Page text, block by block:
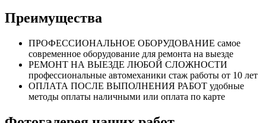
Преимущества
ПРОФЕССИОНАЛЬНОЕ ОБОРУДОВАНИЕ самое
современное оборудование для ремонта на выезде
РЕМОНТ НА ВЫЕЗДЕ ЛЮБОЙ СЛОЖНОСТИ
профессиональные автомеханики стаж работы от 10 лет
ОПЛАТА ПОСЛЕ ВЫПОЛНЕНИЯ РАБОТ удобные
методы оплаты наличными или оплата по карте